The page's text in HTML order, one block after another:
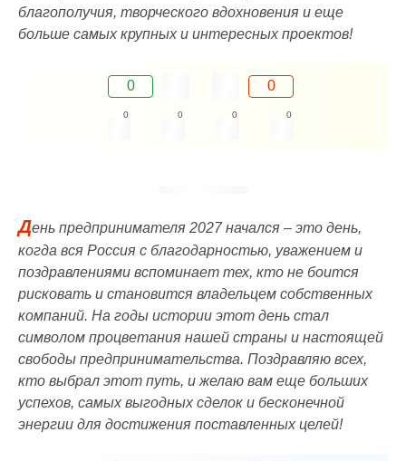
благополучия, творческого вдохновения и еще
больше самых крупных и интересных проектов!
0 0
0 0 0 0
День предпринимателя 2027 начался – это день,
когда вся Россия с благодарностью, уважением и
поздравлениями вспоминает тех, кто не боится
рисковать и становится владельцем собственных
компаний. На годы истории этот день стал
символом процветания нашей страны и настоящей
свободы предпринимательства. Поздравляю всех,
кто выбрал этот путь, и желаю вам еще больших
успехов, самых выгодных сделок и бесконечной
энергии для достижения поставленных целей!